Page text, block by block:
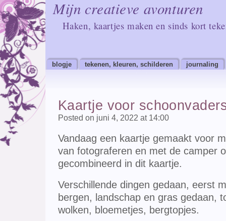
Mijn creatieve avonturen
Haken, kaartjes maken en sinds kort
blogje tekenen, kleuren, schilderen journaling
Kaartje voor
Posted on juni 4, 2022 at 14:00
Vandaag een kaartje gemaakt voor
van fotograferen en met de camper
gecombineerd in dit kaartje.
Verschillende dingen gedaan, eerst
bergen, landschap en gras gedaan,
wolken, bloemetjes, bergtopjes.